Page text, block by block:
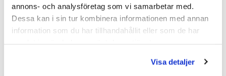
annons- och analysföretag som vi samarbetar med.
Dessa kan i sin tur kombinera informationen med annan
information som du har tillhandahållit eller som de har
Visa detaljer